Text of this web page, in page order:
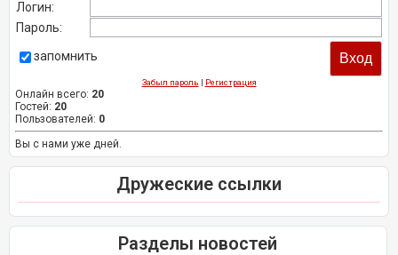
Логин:
Пароль:
запомнить
Забыл пароль | Регистрация
Онлайн всего: 20
Гостей: 20
Пользователей: 0
Вы с нами уже дней.
Дружеские ссылки
Разделы новостей